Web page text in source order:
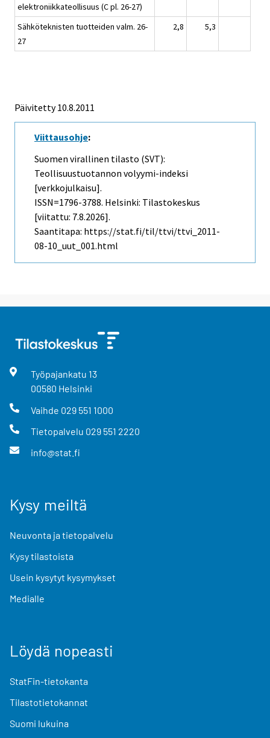
elektroniikkateollisuus (C pl. 26-27)
Sähköteknisten tuotteiden valm. 26-
27
2,8 5,3
Päivitetty 10.8.2011
Viittausohje:
Suomen virallinen tilasto (SVT):
Teollisuustuotannon volyymi-indeksi
[verkkojulkaisu].
ISSN=1796-3788. Helsinki: Tilastokeskus
[viitattu: 7.8.2026].
Saantitapa: https://stat.fi/til/ttvi/ttvi_2011-
08-10_uut_001.html
Työpajankatu 13
00580 Helsinki
Vaihde 029 551 1000
Tietopalvelu 029 551 2220
info@stat.fi
Kysy meiltä
Neuvonta ja tietopalvelu
Kysy tilastoista
Usein kysytyt kysymykset
Medialle
Löydä nopeasti
StatFin-tietokanta
Tilastotietokannat
Suomi lukuina